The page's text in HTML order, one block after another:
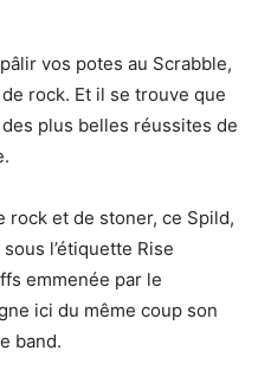
vos potes au Scrabble,
rock. Et il se trouve que
plus belles réussites de
rock et de stoner, ce Spild,
l’étiquette Rise
emmenée par le
ici du même coup son
band.